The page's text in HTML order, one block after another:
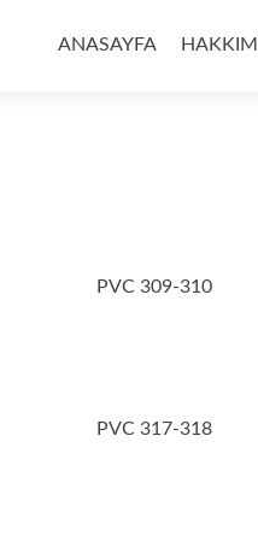
geç
ANASAYFA
PVC 309-310
PVC 317-318